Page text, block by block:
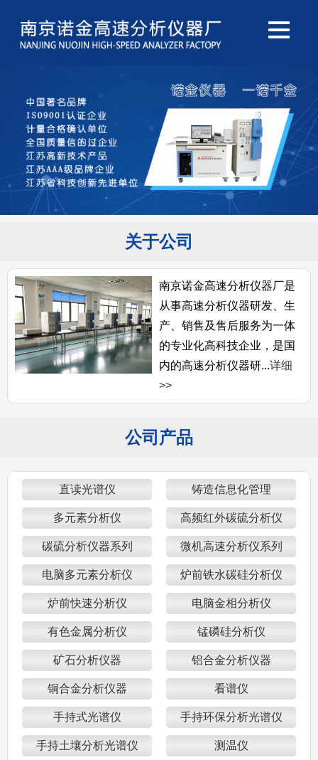
关于公司
南京诺金高速分析仪器厂是
从事高速分析仪器研发、生
产、销售及售后服务为一体
的专业化高科技企业，是国
内的高速分析仪器研...详细
>>
公司产品
直读光谱仪 铸造信息化管理
多元素分析仪 高频红外碳硫分析仪
碳硫分析仪器系列 微机高速分析仪系列
电脑多元素分析仪 炉前铁水碳硅分析仪
炉前快速分析仪 电脑金相分析仪
有色金属分析仪 锰磷硅分析仪
矿石分析仪器 铝合金分析仪器
铜合金分析仪器 看谱仪
手持式光谱仪 手持环保分析光谱仪
手持土壤分析光谱仪 测温仪